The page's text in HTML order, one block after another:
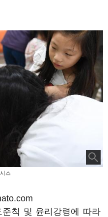
스
칙 및 윤리강령에 따라